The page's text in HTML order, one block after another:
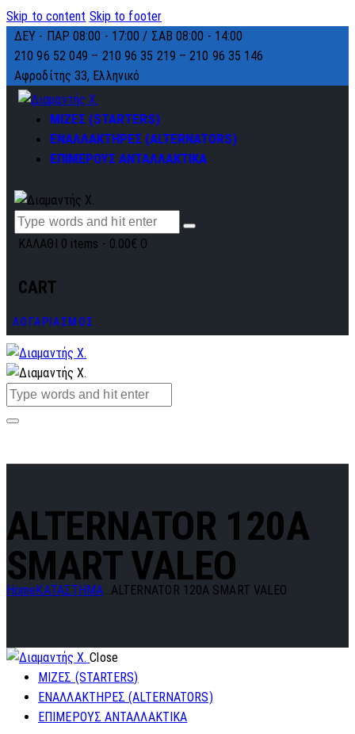
Skip to content Skip to footer
ΔΕΥ - ΠΑΡ 08:00 - 17:00 / ΣΑΒ 08:00 - 14:00
210 96 52 049 – 210 96 35 219 –210 96 35 146
Αφροδίτης 33, Ελληνικό
ΜΙΖΕΣ (STARTERS)
ΕΝΑΛΛΑΚΤΗΡΕΣ (ALTERNATORS)
ΕΠΙΜΕΡΟΥΣ ΑΝΤΑΛΛΑΚΤΙΚΑ
ΚΑΛΑΘΙ 0 items - 0.00€ 0
CART
ΛΟΓΑΡΙΑΣΜΟΣ
ALTERNATOR 120A
SMART VALEO
Home ΚΑΤΑΣΤΗΜΑ...ALTERNATOR 120A SMART VALEO
Close
ΜΙΖΕΣ (STARTERS)
ΕΝΑΛΛΑΚΤΗΡΕΣ (ALTERNATORS)
ΕΠΙΜΕΡΟΥΣ ΑΝΤΑΛΛΑΚΤΙΚΑ